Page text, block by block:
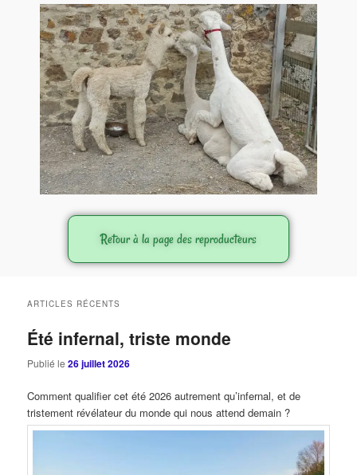
Retour à la page des reproducteurs
ARTICLES RÉCENTS
Été infernal, triste monde
Publié le26 juillet 2026
Comment qualifier cet été 2026 autrement qu’infernal, et de
tristement révélateur du monde qui nous attend demain ?